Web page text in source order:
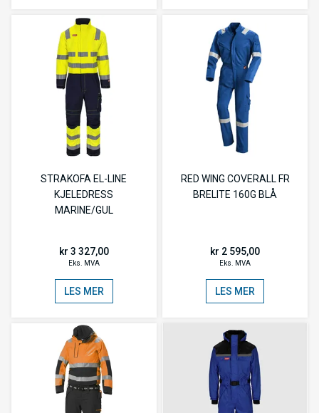
STRAKOFA EL-LINE
KJELEDRESS
MARINE/GUL
kr 3 327,00
Eks. MVA
LES MER
RED WING COVERALL FR
BRELITE 160G BLÅ
kr 2 595,00
Eks. MVA
LES MER